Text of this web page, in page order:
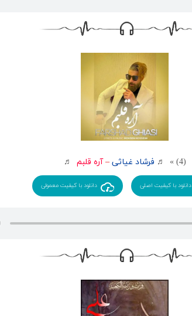
(4) » ♬ فرشاد غیاثی –آره قلبم ♬
دانلود با کیفیت اصلی دانلود با کیفیت معمولی